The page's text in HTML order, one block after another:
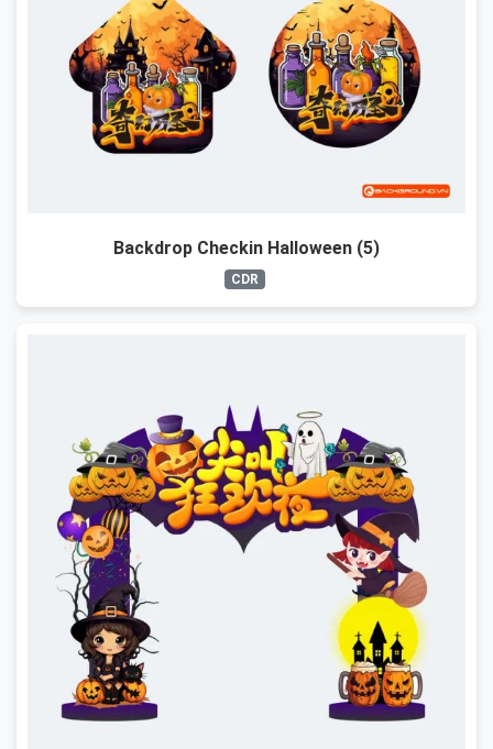
Backdrop Checkin Halloween (5)
CDR